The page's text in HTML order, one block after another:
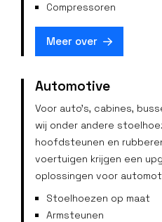
Compressoren
Meer over
Automotive
Voor auto’s, cabines,
wij onder andere
hoofdsteunen en
voertuigen krijgen een
oplossingen voor
Stoelhoezen op maat
Armsteunen